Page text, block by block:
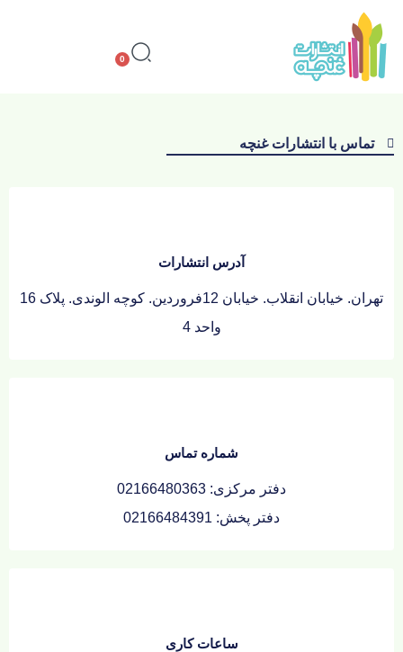
0
تماس با انتشارات غنچه
آدرس انتشارات
تهران. خیابان انقلاب. خیابان 12فروردین. کوچه الوندی. پلاک 16
واحد 4
شماره تماس
دفتر مرکزی: 02166480363
دفتر پخش: 02166484391
ساعات کاری